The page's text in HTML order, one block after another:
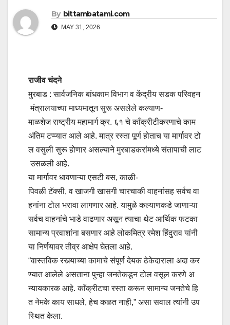
By bittambatami.com
MAY 31, 2026
राजीव चंदने
मुरबाड : सार्वजनिक बांधकाम विभाग व केंद्रीय सडक परिवहन
मंत्रालयाच्या माध्यमातून सुरू असलेले कल्याण-
माळशेज राष्ट्रीय महामार्ग क्र. ६१ चे काँक्रीटीकरणाचे काम
अंतिम टप्प्यात आले आहे. मात्र रस्ता पूर्ण होताच या मार्गावर टो
ल वसुली सुरू होणार असल्याने मुरबाडकरांमध्ये संतापाची लाट
उसळली आहे.
या मार्गावर धावणाऱ्या एसटी बस, काळी-
पिवळी टॅक्सी, व खाजगी खासगी चारचाकी वाहनांसह सर्वच वा
हनांना टोल भरावा लागणार आहे. यामुळे कल्याणकडे जाणाऱ्या
सर्वच वाहनांचे भाडे वाढणार असून त्याचा थेट आर्थिक फटका
सामान्य प्रवाशांना बसणार आहे लोकमित्र रमेश हिंदुराव यांनी
या निर्णयावर तीव्र आक्षेप घेतला आहे.
“वास्तविक रस्त्याच्या कामाचे संपूर्ण देयक ठेकेदाराला अदा कर
ण्यात आलेले असताना पुन्हा जनतेकडून टोल वसूल करणे अ
न्यायकारक आहे. काँक्रीटचा रस्ता करून सामान्य जनतेचे हि
त नेमके काय साधले, हेच कळत नाही,” असा सवाल त्यांनी उप
स्थित केला.